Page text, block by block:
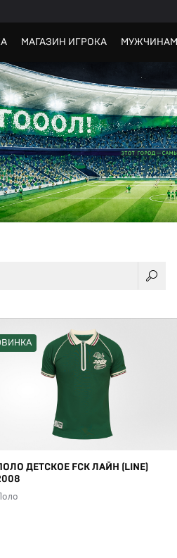
МАГАЗИН ИГРОКА МУЖЧИНАМ
ДЕТСКОЕ FCK ЛАЙН (LINE)